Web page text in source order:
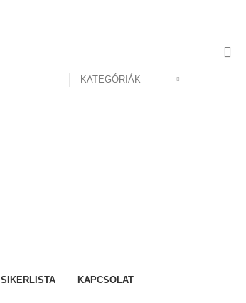
KATEGÓRIÁK
SIKERLISTA KAPCSOLAT